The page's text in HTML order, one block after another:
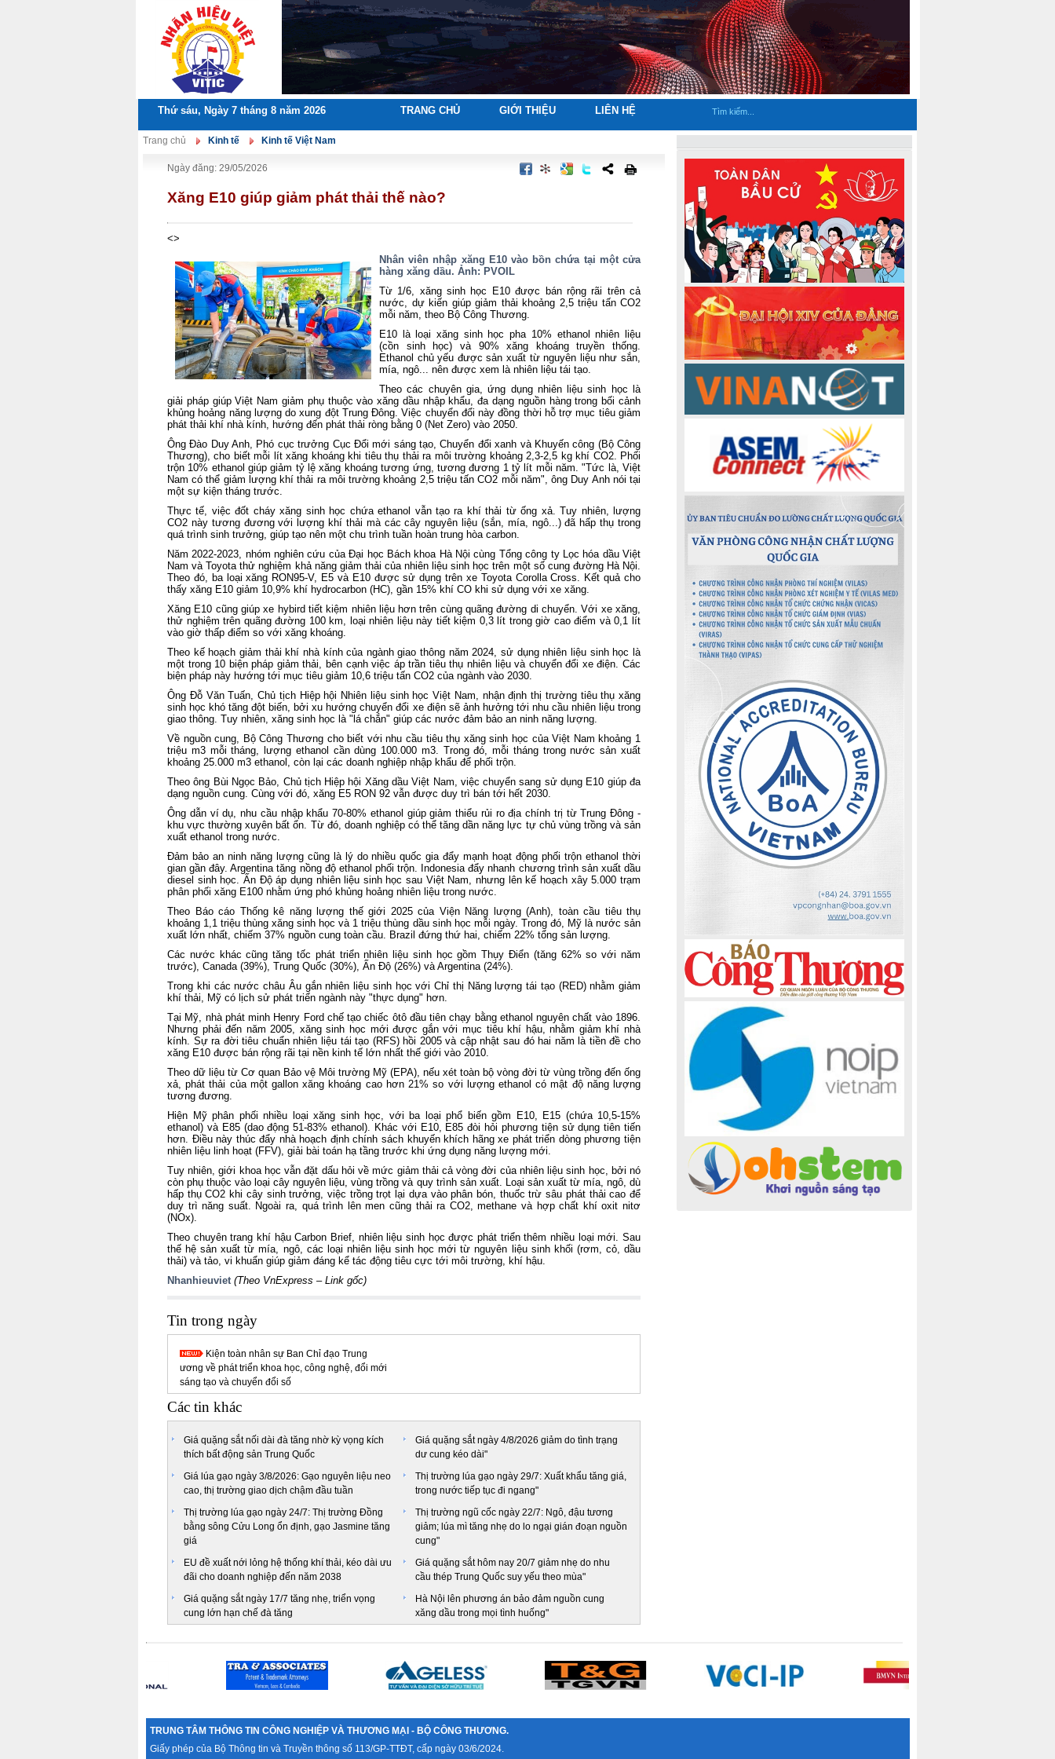
Thứ sáu, Ngày 7 tháng 8 năm 2026 TRANG CHỦ GIỚI THIỆU LIÊN HỆ
Trang chủ Kinh tế Kinh tế Việt Nam
Ngày đăng: 29/05/2026
Xăng E10 giúp giảm phát thải thế nào?
<>
Nhân viên nhập xăng E10 vào bồn chứa tại một cửa
hàng xăng dầu. Ảnh: PVOIL
Từ 1/6, xăng sinh học E10 được bán rộng rãi trên cả
nước, dự kiến giúp giảm thải khoảng 2,5 triệu tấn CO2
mỗi năm, theo Bộ Công Thương.
E10 là loại xăng sinh học pha 10% ethanol nhiên liệu
(cồn sinh học) và 90% xăng khoáng truyền thống.
Ethanol chủ yếu được sản xuất từ nguyên liệu như sắn,
mía, ngô... nên được xem là nhiên liệu tái tạo.
Theo các chuyên gia, ứng dụng nhiên liệu sinh học là
giải pháp giúp Việt Nam giảm phụ thuộc vào xăng dầu nhập khẩu, đa dạng nguồn hàng trong bối cảnh
khủng hoảng năng lượng do xung đột Trung Đông. Việc chuyển đổi này đồng thời hỗ trợ mục tiêu giảm
phát thải khí nhà kính, hướng đến phát thải ròng bằng 0 (Net Zero) vào 2050.
Ông Đào Duy Anh, Phó cục trưởng Cục Đổi mới sáng tạo, Chuyển đổi xanh và Khuyến công (Bộ Công
Thương), cho biết mỗi lít xăng khoáng khi tiêu thụ thải ra môi trường khoảng 2,3-2,5 kg khí CO2. Phối
trộn 10% ethanol giúp giảm tỷ lệ xăng khoáng tương ứng, tương đương 1 tỷ lít mỗi năm. "Tức là, Việt
Nam có thể giảm lượng khí thải ra môi trường khoảng 2,5 triệu tấn CO2 mỗi năm", ông Duy Anh nói tại
một sự kiện tháng trước.
Thực tế, việc đốt cháy xăng sinh học chứa ethanol vẫn tạo ra khí thải từ ống xả. Tuy nhiên, lượng
CO2 này tương đương với lượng khí thải mà các cây nguyên liệu (sắn, mía, ngô...) đã hấp thụ trong
quá trình sinh trưởng, giúp tạo nên một chu trình tuần hoàn trung hòa carbon.
Năm 2022-2023, nhóm nghiên cứu của Đại học Bách khoa Hà Nội cùng Tổng công ty Lọc hóa dầu Việt
Nam và Toyota thử nghiệm khả năng giảm thải của nhiên liệu sinh học trên một số cung đường Hà Nội.
Theo đó, ba loại xăng RON95-V, E5 và E10 được sử dụng trên xe Toyota Corolla Cross. Kết quả cho
thấy xăng E10 giảm 10,9% khí hydrocarbon (HC), gần 15% khí CO khi sử dụng với xe xăng.
Xăng E10 cũng giúp xe hybird tiết kiệm nhiên liệu hơn trên cùng quãng đường di chuyển. Với xe xăng,
thử nghiệm trên quãng đường 100 km, loại nhiên liệu này tiết kiệm 0,3 lít trong giờ cao điểm và 0,1 lít
vào giờ thấp điểm so với xăng khoáng.
Theo kế hoạch giảm thải khí nhà kính của ngành giao thông năm 2024, sử dụng nhiên liệu sinh học là
một trong 10 biện pháp giảm thải, bên cạnh việc áp trần tiêu thụ nhiên liệu và chuyển đổi xe điện. Các
biện pháp này hướng tới mục tiêu giảm 10,6 triệu tấn CO2 của ngành vào 2030.
Ông Đỗ Văn Tuấn, Chủ tịch Hiệp hội Nhiên liệu sinh học Việt Nam, nhận định thị trường tiêu thụ xăng
sinh học khó tăng đột biến, bởi xu hướng chuyển đổi xe điện sẽ ảnh hưởng tới nhu cầu nhiên liệu trong
giao thông. Tuy nhiên, xăng sinh học là "lá chắn" giúp các nước đảm bảo an ninh năng lượng.
Về nguồn cung, Bộ Công Thương cho biết với nhu cầu tiêu thụ xăng sinh học của Việt Nam khoảng 1
triệu m3 mỗi tháng, lượng ethanol cần dùng 100.000 m3. Trong đó, mỗi tháng trong nước sản xuất
khoảng 25.000 m3 ethanol, còn lại các doanh nghiệp nhập khẩu để phối trộn.
Theo ông Bùi Ngọc Bảo, Chủ tịch Hiệp hội Xăng dầu Việt Nam, việc chuyển sang sử dụng E10 giúp đa
dạng nguồn cung. Cùng với đó, xăng E5 RON 92 vẫn được duy trì bán tới hết 2030.
Ông dẫn ví dụ, nhu cầu nhập khẩu 70-80% ethanol giúp giảm thiểu rủi ro địa chính trị từ Trung Đông -
khu vực thường xuyên bất ổn. Từ đó, doanh nghiệp có thể tăng dần năng lực tự chủ vùng trồng và sản
xuất ethanol trong nước.
Đảm bảo an ninh năng lượng cũng là lý do nhiều quốc gia đẩy mạnh hoạt động phối trộn ethanol thời
gian gần đây. Argentina tăng nồng độ ethanol phối trộn. Indonesia đẩy nhanh chương trình sản xuất dầu
diesel sinh học. Ấn Độ áp dụng nhiên liệu sinh học sau Việt Nam, nhưng lên kế hoạch xây 5.000 trạm
phân phối xăng E100 nhằm ứng phó khủng hoảng nhiên liệu trong nước.
Theo Báo cáo Thống kê năng lượng thế giới 2025 của Viện Năng lượng (Anh), toàn cầu tiêu thụ
khoảng 1,1 triệu thùng xăng sinh học và 1 triệu thùng dầu sinh học mỗi ngày. Trong đó, Mỹ là nước sản
xuất lớn nhất, chiếm 37% nguồn cung toàn cầu. Brazil đứng thứ hai, chiếm 22% tổng sản lượng.
Các nước khác cũng tăng tốc phát triển nhiên liệu sinh học gồm Thụy Điển (tăng 62% so với năm
trước), Canada (39%), Trung Quốc (30%), Ấn Độ (26%) và Argentina (24%).
Trong khi các nước châu Âu gắn nhiên liệu sinh học với Chỉ thị Năng lượng tái tạo (RED) nhằm giảm
khí thải, Mỹ có lịch sử phát triển ngành này "thực dụng" hơn.
Tại Mỹ, nhà phát minh Henry Ford chế tạo chiếc ôtô đầu tiên chạy bằng ethanol nguyên chất vào 1896.
Nhưng phải đến năm 2005, xăng sinh học mới được gắn với mục tiêu khí hậu, nhằm giảm khí nhà
kính. Sự ra đời tiêu chuẩn nhiên liệu tái tạo (RFS) hồi 2005 và cập nhật sau đó hai năm là tiền đề cho
xăng E10 được bán rộng rãi tại nền kinh tế lớn nhất thế giới vào 2010.
Theo dữ liệu từ Cơ quan Bảo vệ Môi trường Mỹ (EPA), nếu xét toàn bộ vòng đời từ vùng trồng đến ống
xả, phát thải của một gallon xăng khoáng cao hơn 21% so với lượng ethanol có mật độ năng lượng
tương đương.
Hiện Mỹ phân phối nhiều loại xăng sinh học, với ba loại phổ biến gồm E10, E15 (chứa 10,5-15%
ethanol) và E85 (dao động 51-83% ethanol). Khác với E10, E85 đòi hỏi phương tiện sử dụng tiên tiến
hơn. Điều này thúc đẩy nhà hoạch định chính sách khuyến khích hãng xe phát triển dòng phương tiện
nhiên liệu linh hoạt (FFV), giải bài toán hạ tầng trước khi ứng dụng năng lượng mới.
Tuy nhiên, giới khoa học vẫn đặt dấu hỏi về mức giảm thải cả vòng đời của nhiên liệu sinh học, bởi nó
còn phụ thuộc vào loại cây nguyên liệu, vùng trồng và quy trình sản xuất. Loại sản xuất từ mía, ngô, dù
hấp thụ CO2 khi cây sinh trưởng, việc trồng trọt lại dựa vào phân bón, thuốc trừ sâu phát thải cao để
duy trì năng suất. Ngoài ra, quá trình lên men cũng thải ra CO2, methane và hợp chất khí oxit nitơ
(NOx).
Theo chuyên trang khí hậu Carbon Brief, nhiên liệu sinh học được phát triển thêm nhiều loại mới. Sau
thế hệ sản xuất từ mía, ngô, các loại nhiên liệu sinh học mới từ nguyên liệu sinh khối (rơm, cỏ, dầu
thải) và tảo, vi khuẩn giúp giảm đáng kể tác động tiêu cực tới môi trường, khí hậu.
Nhanhieuviet(Theo VnExpress – Link gốc)
Tin trong ngày
Kiện toàn nhân sự Ban Chỉ đạo Trung
ương về phát triển khoa học, công nghệ, đổi mới
sáng tạo và chuyển đổi số
Các tin khác
Giá quặng sắt nối dài đà tăng nhờ kỳ vọng kích
thích bất động sản Trung Quốc
Giá quặng sắt ngày 4/8/2026 giảm do tình trạng
dư cung kéo dài"
Giá lúa gạo ngày 3/8/2026: Gạo nguyên liệu neo
cao, thị trường giao dịch chậm đầu tuần
Thị trường lúa gạo ngày 29/7: Xuất khẩu tăng giá,
trong nước tiếp tục đi ngang"
Thị trường lúa gạo ngày 24/7: Thị trường Đồng
bằng sông Cửu Long ổn định, gạo Jasmine tăng
giá
Thị trường ngũ cốc ngày 22/7: Ngô, đậu tương
giảm; lúa mì tăng nhẹ do lo ngại gián đoạn nguồn
cung"
EU đề xuất nới lỏng hệ thống khí thải, kéo dài ưu
đãi cho doanh nghiệp đến năm 2038
Giá quặng sắt hôm nay 20/7 giảm nhẹ do nhu
cầu thép Trung Quốc suy yếu theo mùa"
Giá quặng sắt ngày 17/7 tăng nhẹ, triển vọng
cung lớn hạn chế đà tăng
Hà Nội lên phương án bảo đảm nguồn cung
xăng dầu trong mọi tình huống"
TRUNG TÂM THÔNG TIN CÔNG NGHIỆP VÀ THƯƠNG MẠI - BỘ CÔNG THƯƠNG.
Giấy phép của Bộ Thông tin và Truyền thông số 113/GP-TTĐT, cấp ngày 03/6/2024.